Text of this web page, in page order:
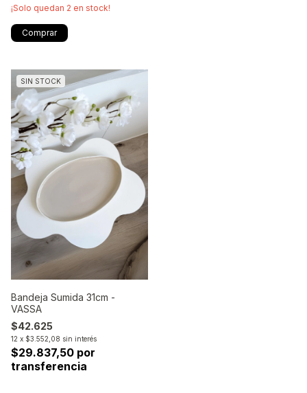
¡Solo quedan 2 en stock!
SIN STOCK
Bandeja Sumida 31cm -
VASSA
$42.625
12 x $3.552,08 sin interés
$29.837,50 por
transferencia